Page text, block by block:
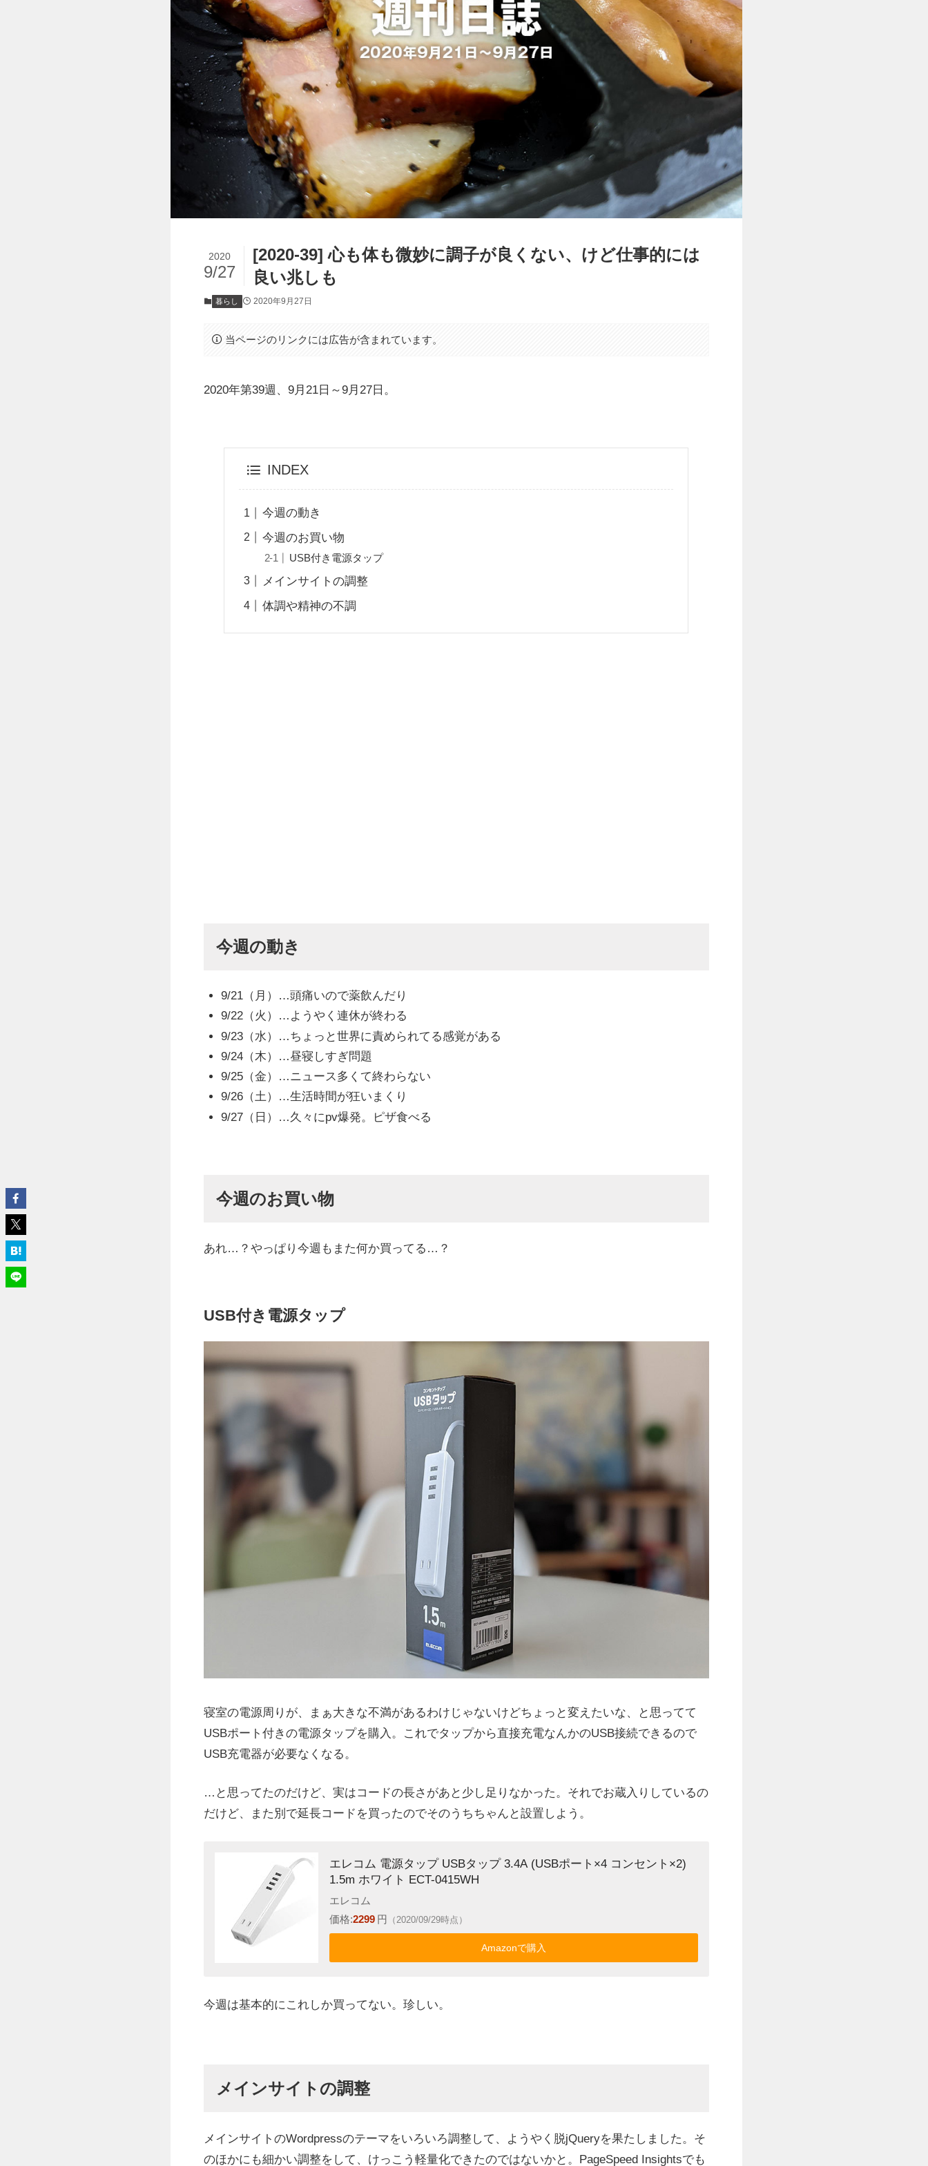
[2020-39] 心も体も微妙に調子が良くない、けど仕事的には
良い兆しも
2020
9/27
暮らし 2020年9月27日
当ページのリンクには広告が含まれています。
2020年第39週、9月21日～9月27日。
INDEX
今週の動き
今週のお買い物
USB付き電源タップ
メインサイトの調整
体調や精神の不調
今週の動き
9/21（月）…頭痛いので薬飲んだり
9/22（火）…ようやく連休が終わる
9/23（水）…ちょっと世界に責められてる感覚がある
9/24（木）…昼寝しすぎ問題
9/25（金）…ニュース多くて終わらない
9/26（土）…生活時間が狂いまくり
9/27（日）…久々にpv爆発。ピザ食べる
今週のお買い物
あれ…？やっぱり今週もまた何か買ってる…？
USB付き電源タップ
寝室の電源周りが、まぁ大きな不満があるわけじゃないけどちょっと変えたいな、と思ってて
USBポート付きの電源タップを購入。これでタップから直接充電なんかのUSB接続できるので
USB充電器が必要なくなる。
…と思ってたのだけど、実はコードの長さがあと少し足りなかった。それでお蔵入りしているの
だけど、また別で延長コードを買ったのでそのうちちゃんと設置しよう。
エレコム 電源タップ USBタップ 3.4A (USBポート×4 コンセント×2)
1.5m ホワイト ECT-0415WH
エレコム
価格:2299 円 （2020/09/29時点）
Amazonで購入
今週は基本的にこれしか買ってない。珍しい。
メインサイトの調整
メインサイトのWordpressのテーマをいろいろ調整して、ようやく脱jQueryを果たしました。そ
のほかにも細かい調整をして、けっこう軽量化できたのではないかと。PageSpeed Insightsでも